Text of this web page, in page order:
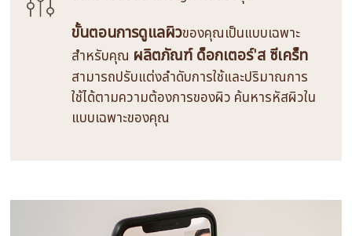
ขั้นตอนการดูแลผิวของคุณเป็นแบบเฉพาะ
สำหรับคุณ ผลิตภัณฑ์ ด็อกเตอร์'ส ซีเคร็ท
สามารถปรับแต่งลำดับการใช้และปริมาณการ
ใช้ได้ตามความต้องการของผิว ค้นหารหัสผิวใน
แบบเฉพาะของคุณ